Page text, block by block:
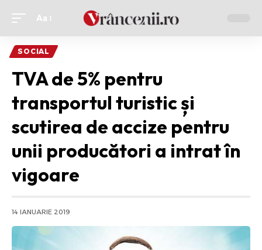
Ajustor
font
Aa
SOCIAL
TVA de 5% pentru
transportul turistic și
scutirea de accize pentru
unii producători a intrat în
vigoare
14 IANUARIE 2019